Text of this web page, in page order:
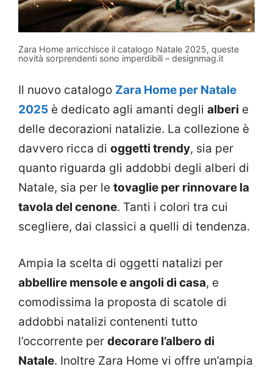
Zara Home arricchisce il catalogo Natale 2025, queste
novità sorprendenti sono imperdibili – designmag.it
Il nuovo catalogo Zara Home per Natale
2025 è dedicato agli amanti degli alberi e
delle decorazioni natalizie. La collezione è
davvero ricca di oggetti trendy, sia per
quanto riguarda gli addobbi degli alberi di
Natale, sia per le tovaglie per rinnovare la
tavola del cenone. Tanti i colori tra cui
scegliere, dai classici a quelli di tendenza.
Ampia la scelta di oggetti natalizi per
abbellire mensole e angoli di casa, e
comodissima la proposta di scatole di
addobbi natalizi contenenti tutto
l’occorrente per decorare l’albero di
Natale. Inoltre Zara Home vi offre un’ampia